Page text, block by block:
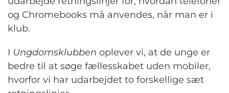
og Chromebooks må anvendes, når man er i
klub.
I Ungdomsklubben oplever vi, at de unge er
bedre til at søge fællesskabet uden mobiler,
hvorfor vi har udarbejdet to forskellige sæt